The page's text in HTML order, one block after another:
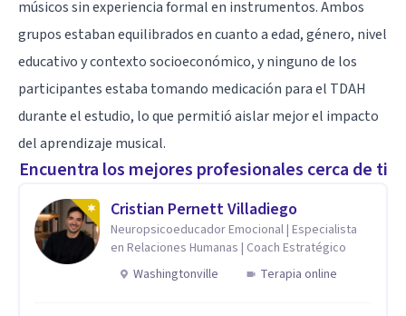
músicos sin experiencia formal en instrumentos. Ambos
grupos estaban equilibrados en cuanto a edad, género, nivel
educativo y contexto socioeconómico, y ninguno de los
participantes estaba tomando medicación para el TDAH
durante el estudio, lo que permitió aislar mejor el impacto
del aprendizaje musical.
Encuentra los mejores profesionales cerca de ti
Cristian Pernett Villadiego
Neuropsicoeducador Emocional | Especialista
en Relaciones Humanas | Coach Estratégico
Washingtonville
Terapia online